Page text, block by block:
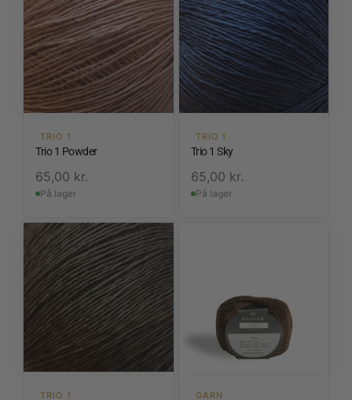
TRIO 1
Trio 1 Powder
65,00 kr.
På lager
TRIO 1
Trio 1 Sky
65,00 kr.
På lager
TRIO 1 GARN